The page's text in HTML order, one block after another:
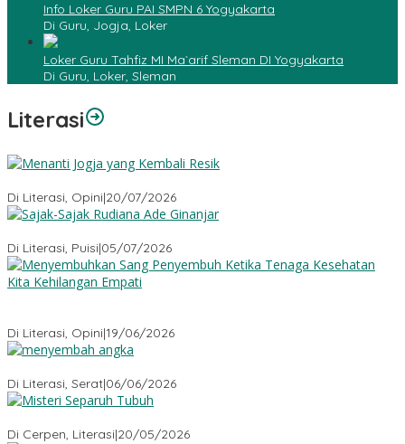
Info Loker Guru PAI SMPN 6 Yogyakarta
Di Guru, Jogja, Loker
Loker Guru Tahfiz MI Ma`arif Sleman DI Yogyakarta
Di Guru, Loker, Sleman
Literasi
Di Literasi, Opini|20/07/2026
Di Literasi, Puisi|05/07/2026
Di Literasi, Opini|19/06/2026
Di Literasi, Serat|06/06/2026
Di Cerpen, Literasi|20/05/2026